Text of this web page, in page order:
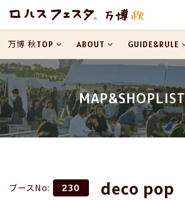
MAP&SHOPLIST
万博 秋TOP ABOUT GUIDE&RULE
ブースNo: 230 deco pop